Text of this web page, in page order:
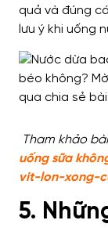
quả và đúng
lưu ý khi uống
Tham khảo
uống sữa
vit-lon-xong-
5.